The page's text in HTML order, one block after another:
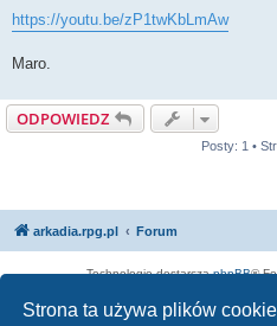
Strona ta używa plików
https://youtu.be/zP1twKbLmAw
Maro.
ODPOWIEDZ
Posty: 1 •
arkadia.rpg.pl Forum
Technologię dostarczaphpBB®
Zasady ochrony danych